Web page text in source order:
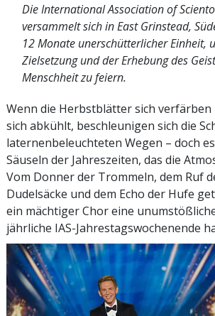
Die International Association of
versammelt sich in East Grinstead,
12 Monate unerschütterlicher Einheit,
Zielsetzung und der Erhebung des
Menschheit zu feiern.
Wenn die Herbstblätter sich
sich abkühlt, beschleunigen sich die
laternenbeleuchteten Wegen – doch
Säuseln der Jahreszeiten, das die
Vom Donner der Trommeln, dem Ruf
Dudelsäcke und dem Echo der Hufe
ein mächtiger Chor eine
jährliche IAS-Jahrestagswochenende